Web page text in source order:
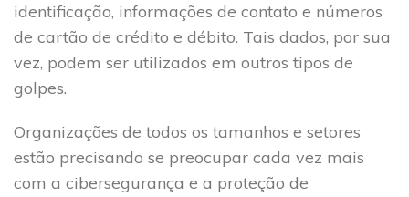
identificação, informações de contato e números
de cartão de crédito e débito. Tais dados, por sua
vez, podem ser utilizados em outros tipos de
golpes.
Organizações de todos os tamanhos e setores
estão precisando se preocupar cada vez mais
com a cibersegurança e a proteção de